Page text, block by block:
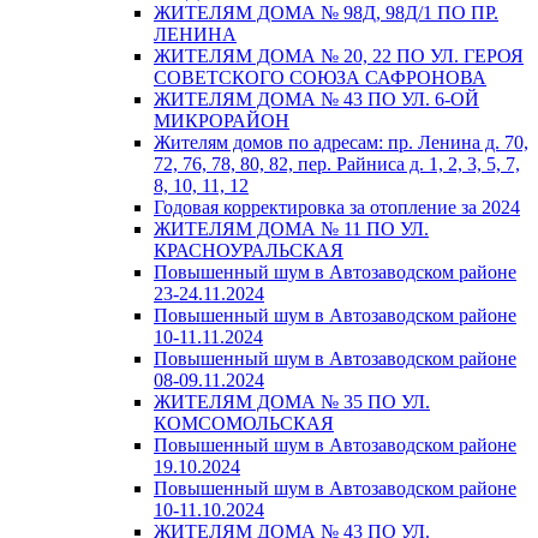
ЖИТЕЛЯМ ДОМА № 98Д, 98Д/1 ПО ПР.
ЛЕНИНА
ЖИТЕЛЯМ ДОМА № 20, 22 ПО УЛ. ГЕРОЯ
СОВЕТСКОГО СОЮЗА САФРОНОВА
ЖИТЕЛЯМ ДОМА № 43 ПО УЛ. 6-ОЙ
МИКРОРАЙОН
Жителям домов по адресам: пр. Ленина д. 70,
72, 76, 78, 80, 82, пер. Райниса д. 1, 2, 3, 5, 7,
8, 10, 11, 12
Годовая корректировка за отопление за 2024
ЖИТЕЛЯМ ДОМА № 11 ПО УЛ.
КРАСНОУРАЛЬСКАЯ
Повышенный шум в Автозаводском районе
23-24.11.2024
Повышенный шум в Автозаводском районе
10-11.11.2024
Повышенный шум в Автозаводском районе
08-09.11.2024
ЖИТЕЛЯМ ДОМА № 35 ПО УЛ.
КОМСОМОЛЬСКАЯ
Повышенный шум в Автозаводском районе
19.10.2024
Повышенный шум в Автозаводском районе
10-11.10.2024
ЖИТЕЛЯМ ДОМА № 43 ПО УЛ.